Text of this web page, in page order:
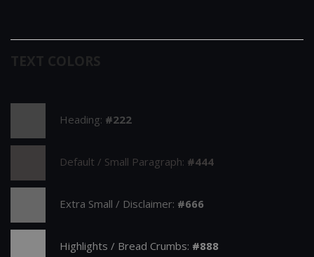
TEXT COLORS
Heading: #222
Default / Small Paragraph: #444
Extra Small / Disclaimer: #666
Highlights / Bread Crumbs: #888